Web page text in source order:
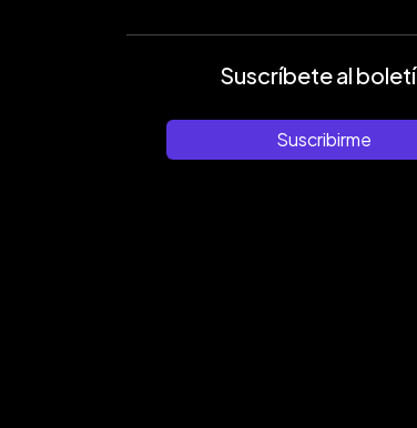
Suscríbete al
Suscribirme